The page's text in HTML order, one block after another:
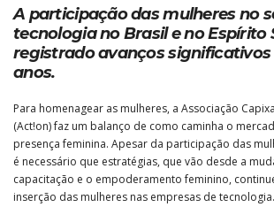
A participação das mulheres no
tecnologia no Brasil e no Espírito
registrado avanços
anos.
Para homenagear as mulheres, a Associação
(Act!on) faz um balanço de como caminha o
presença feminina. Apesar da participação das
é necessário que estratégias, que vão desde a
capacitação e o empoderamento feminino,
inserção das mulheres nas empresas de tecnologia.